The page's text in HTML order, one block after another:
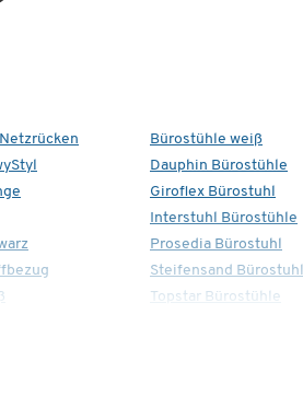
Bürostühle weiß
Dauphin Bürostühle
Giroflex Bürostuhl
Interstuhl Bürostühle
Prosedia Bürostuhl
Steifensand Bürostuhl
Topstar Bürostühle